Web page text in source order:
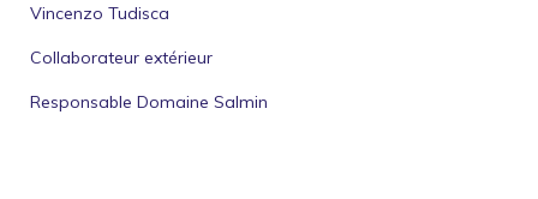
Vincenzo Tudisca
Collaborateur extérieur
Responsable Domaine Salmin